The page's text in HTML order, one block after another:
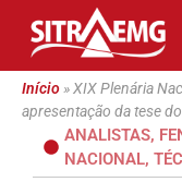
Início»XIX Plenária
apresentação da tese
ANALISTAS,
NACIONAL,